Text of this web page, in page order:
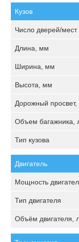
Кузов
Число дверей/мест
Длина, мм
Ширина, мм
Высота, мм
Дорожный просвет,
Объем багажника,
Тип кузова
Двигатель
Мощность
Тип двигателя
Объём двигателя,